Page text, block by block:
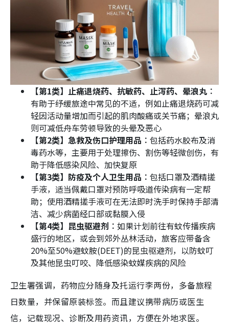
【第1类】止痛退烧药、抗敏药、止泻药、晕浪丸︰
有助于纾缓旅途中常见的不适，例如止痛退烧药可减
轻因活动量增加而引起的肌肉酸痛或关节痛；晕浪丸
则可减低舟车劳顿导致的头晕及恶心​
【第2类】急救及伤口护理用品︰ 包括药水胶布及消
毒药水等，主要用于处理擦伤、割伤等轻微创伤，有
助于降低感染风险、加快复原​
【第3类】防疫及个人卫生用品︰ 包括口罩及酒精搓
手液，适当佩戴口罩对预防呼吸道传染病有一定帮
助；使用酒精搓手液可在无法即时洗手时保持手部清
洁、减少病菌经口部或黏膜入侵​
【第4类】昆虫驱避剂︰ 如果计划前往有蚊传播疾病
盛行的地区，或会到郊外丛林活动，旅客应带备含
20%至50%避蚊胺(DEET)的昆虫驱避剂，以防蚊叮
及其他昆虫叮咬、降低感染蚊媒疾病的风险
卫生署强调，药物应分随身及托运行李两份，多备旅程
日数量，并保留原装标签。而且建议携带病历或医生
信，记载现况、诊断及用药资讯，方便在外地求医。